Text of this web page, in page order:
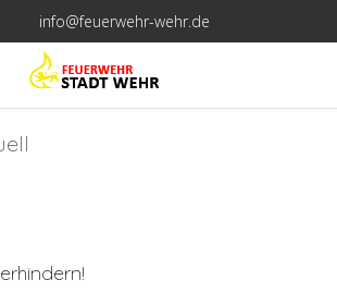
info@feuerwehr-wehr.de